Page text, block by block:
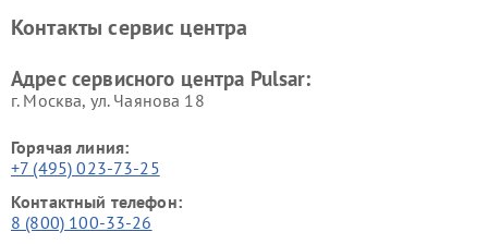
Контакты сервис центра
Адрес сервисного центра Pulsar:
г. Москва, ул. Чаянова 18
Горячая линия:
+7 (495) 023-73-25
Контактный телефон:
8 (800) 100-33-26